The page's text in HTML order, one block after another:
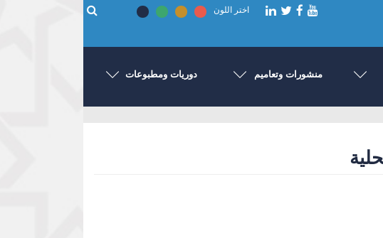
اختر اللون
منشورات وتعاميم دوريات ومطبوعات